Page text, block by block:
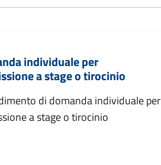
individuale per
a stage o tirocinio
di domanda individuale per
a stage o tirocinio